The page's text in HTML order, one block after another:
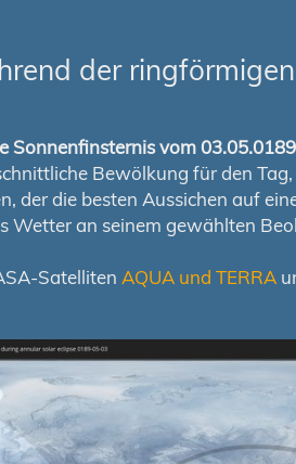
der
Sonnenfinsternis vom
Bewölkung für den
der die besten Aussichen auf
Wetter an seinem gewählten
Satelliten AQUA und TERRA